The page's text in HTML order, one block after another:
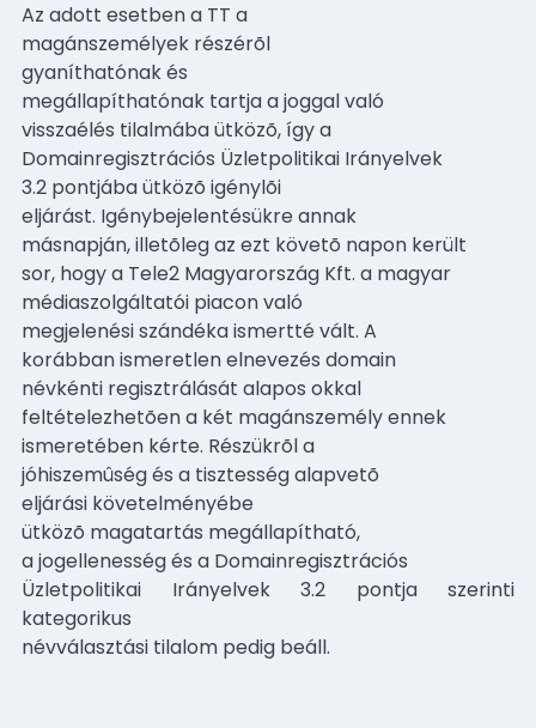
Az adott esetben a TT a
magánszemélyek részérõl
gyaníthatónak és
megállapíthatónak tartja a joggal való
visszaélés tilalmába ütközõ, így a
Domainregisztrációs Üzletpolitikai Irányelvek
3.2 pontjába ütközõ igénylõi
eljárást. Igénybejelentésükre annak
másnapján, illetõleg az ezt követõ napon került
sor, hogy a Tele2 Magyarország Kft. a magyar
médiaszolgáltatói piacon való
megjelenési szándéka ismertté vált. A
korábban ismeretlen elnevezés domain
névkénti regisztrálását alapos okkal
feltételezhetõen a két magánszemély ennek
ismeretében kérte. Részükrõl a
jóhiszemûség és a tisztesség alapvetõ
eljárási követelményébe
ütközõ magatartás megállapítható,
a jogellenesség és a Domainregisztrációs
Üzletpolitikai Irányelvek 3.2 pontja szerinti
kategorikus
névválasztási tilalom pedig beáll.